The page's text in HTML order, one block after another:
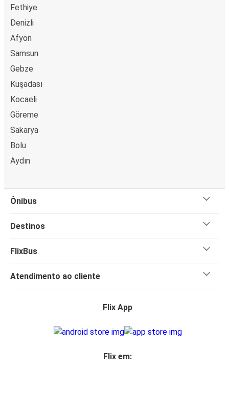
Fethiye
Denizli
Afyon
Samsun
Gebze
Kuşadası
Kocaeli
Göreme
Sakarya
Bolu
Aydın
Ônibus
Destinos
FlixBus
Atendimento ao cliente
Flix App
Flix em: